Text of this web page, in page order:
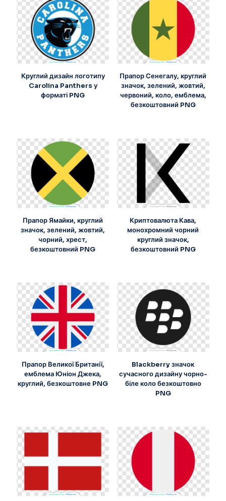
Круглий дизайн логотипу
Carolina Panthers у
форматі PNG
Прапор Сенегалу, круглий
значок, зелений, жовтий,
червоний, коло, емблема,
безкоштовний PNG
Прапор Ямайки, круглий
значок, зелений, жовтий,
чорний, хрест,
безкоштовний PNG
Криптовалюта Кава,
монохромний чорний
круглий значок,
безкоштовний PNG
Прапор Великої Британії,
емблема Юніон Джека,
круглий, безкоштовне PNG
Blackberry значок
сучасного дизайну чорно-
біле коло безкоштовно
PNG